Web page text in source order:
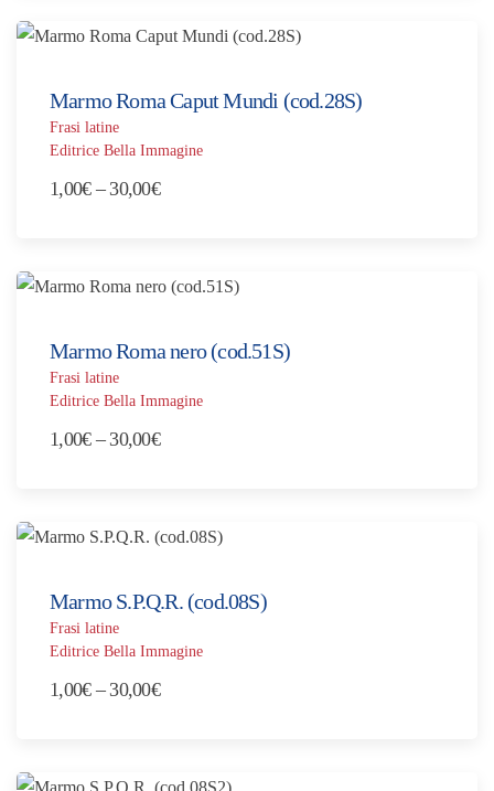
da
Marmo Roma Caput Mundi (cod.28S)
Frasi latine
Editrice Bella Immagine
1,00€ – 30,00€Fascia
da
Marmo Roma nero (cod.51S)
Frasi latine
Editrice Bella Immagine
1,00€ – 30,00€Fascia
da
a
Marmo S.P.Q.R. (cod.08S)
Frasi latine
Editrice Bella Immagine
1,00€ – 30,00€Fascia
da